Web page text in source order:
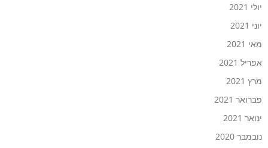
יולי 2021
יוני 2021
מאי 2021
אפריל 2021
מרץ 2021
פברואר 2021
ינואר 2021
נובמבר 2020